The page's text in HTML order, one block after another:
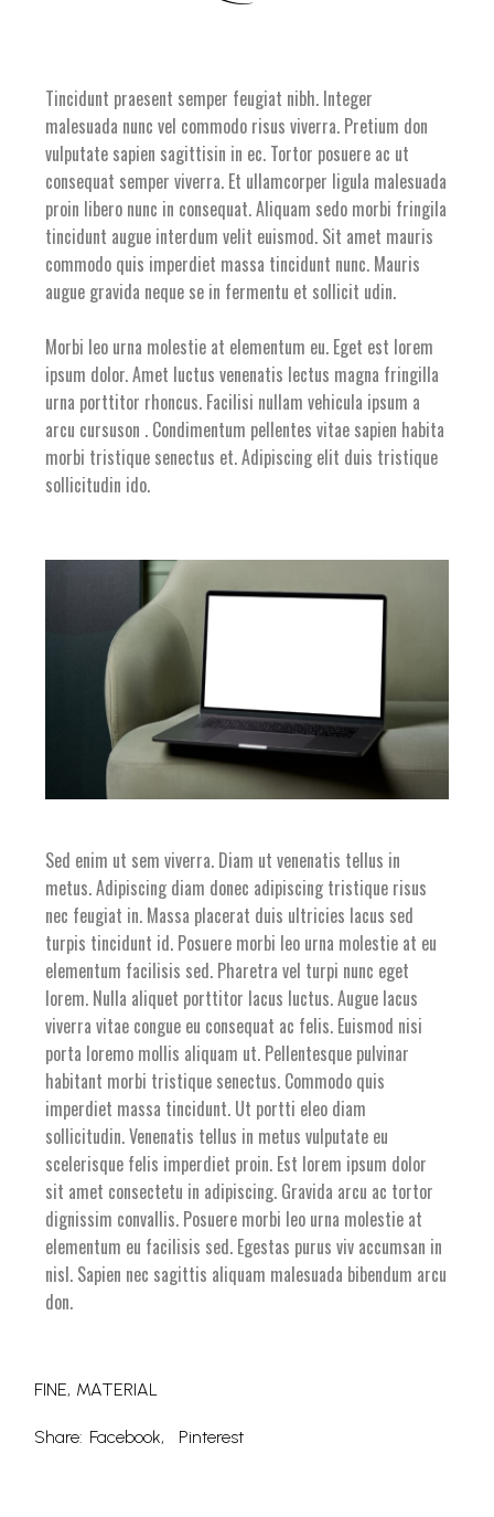
Tincidunt praesent semper feugiat nibh. Integer
malesuada nunc vel commodo risus viverra. Pretium don
vulputate sapien sagittisin in ec. Tortor posuere ac ut
consequat semper viverra. Et ullamcorper ligula malesuada
proin libero nunc in consequat. Aliquam sedo morbi fringila
tincidunt augue interdum velit euismod. Sit amet mauris
commodo quis imperdiet massa tincidunt nunc. Mauris
augue gravida neque se in fermentu et sollicit udin.
Morbi leo urna molestie at elementum eu. Eget est lorem
ipsum dolor. Amet luctus venenatis lectus magna fringilla
urna porttitor rhoncus. Facilisi nullam vehicula ipsum a
arcu cursuson . Condimentum pellentes vitae sapien habita
morbi tristique senectus et. Adipiscing elit duis tristique
sollicitudin ido.
Sed enim ut sem viverra. Diam ut venenatis tellus in
metus. Adipiscing diam donec adipiscing tristique risus
nec feugiat in. Massa placerat duis ultricies lacus sed
turpis tincidunt id. Posuere morbi leo urna molestie at eu
elementum facilisis sed. Pharetra vel turpi nunc eget
lorem. Nulla aliquet porttitor lacus luctus. Augue lacus
viverra vitae congue eu consequat ac felis. Euismod nisi
porta loremo mollis aliquam ut. Pellentesque pulvinar
habitant morbi tristique senectus. Commodo quis
imperdiet massa tincidunt. Ut portti eleo diam
sollicitudin. Venenatis tellus in metus vulputate eu
scelerisque felis imperdiet proin. Est lorem ipsum dolor
sit amet consectetu in adipiscing. Gravida arcu ac tortor
dignissim convallis. Posuere morbi leo urna molestie at
elementum eu facilisis sed. Egestas purus viv accumsan in
nisl. Sapien nec sagittis aliquam malesuada bibendum arcu
don.
FINE MATERIAL
Share: Facebook Pinterest